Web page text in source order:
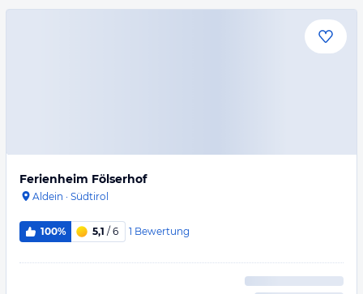
Ferienheim Fölserhof
Aldein · Südtirol
100% 5,1 / 6 1 Bewertung